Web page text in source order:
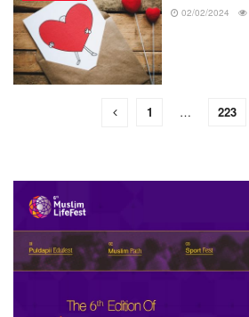
02/02/2024
1 … 223